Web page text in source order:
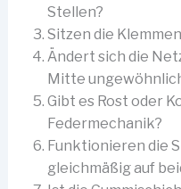
Stellen?
Sitzen die
Ändert sich die
Mitte
Gibt es Rost oder
Federmechanik?
Funktionieren die
gleichmäßig auf